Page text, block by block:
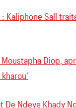
: Kaliphone Sall
Moustapha Diop,
De Ndeye Khady